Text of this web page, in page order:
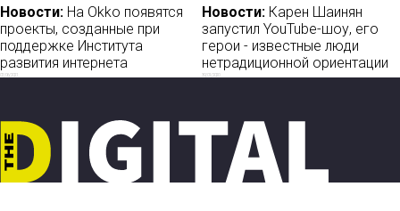
Новости: На Оkkо появятся
проекты, созданные при
поддержке Института
развития интернета
07/06/2021
Новости: Карен Шаинян
запустил YouTube-шоу, его
герои - известные люди
нетрадиционной ориентации
30/01/2020